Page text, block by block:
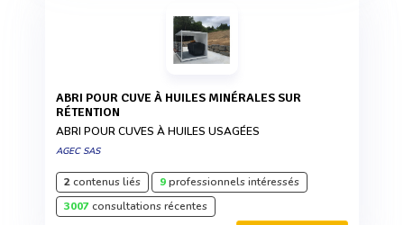
ABRI POUR CUVE À HUILES MINÉRALES SUR
RÉTENTION
ABRI POUR CUVES À HUILES USAGÉES
AGEC SAS
2contenus liés 9professionnels intéressés
3007consultations récentes